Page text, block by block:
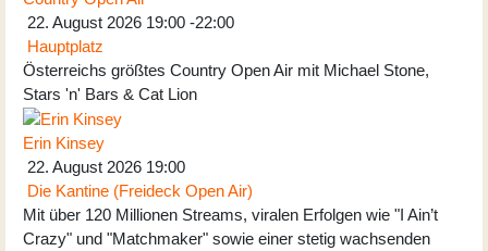
22. August 2026 19:00 -22:00
Hauptplatz
Österreichs größtes Country Open Air mit Michael Stone,
Stars 'n' Bars & Cat Lion
Erin Kinsey
22. August 2026 19:00
Die Kantine (Freideck Open Air)
Mit über 120 Millionen Streams, viralen Erfolgen wie "I Ain’t
Crazy" und "Matchmaker" sowie einer stetig wachsenden